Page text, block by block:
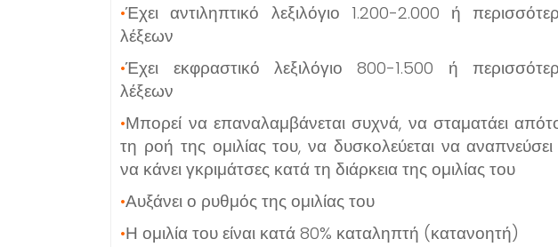
•Έχει αντιληπτικό λεξιλόγιο 1.200-2.000 ή
λέξεων
•Έχει εκφραστικό λεξιλόγιο 800-1.500 ή
λέξεων
•Μπορεί να επαναλαμβάνεται συχνά, να σταματάει
τη ροή της ομιλίας του, να δυσκολεύεται να αναπνεύσει
να κάνει γκριμάτσες κατά τη διάρκεια της ομιλίας του
•Αυξάνει ο ρυθμός της ομιλίας του
•Η ομιλία του είναι κατά 80% καταληπτή (κατανοητή)